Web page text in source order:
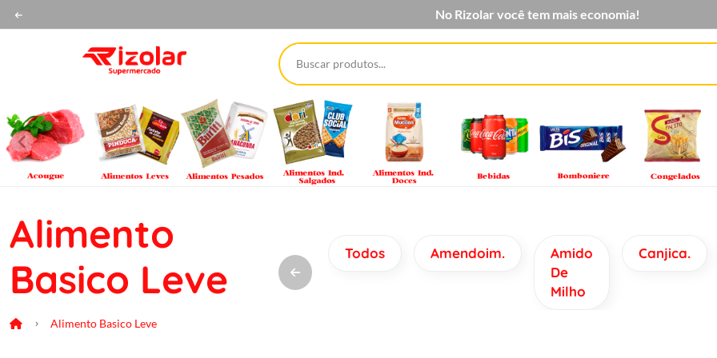
No Rizolar você tem mais economia!
Alimento
Basico Leve
Alimento Basico Leve
Todos Amendoim.
Amido
De
Milho
Canjica.